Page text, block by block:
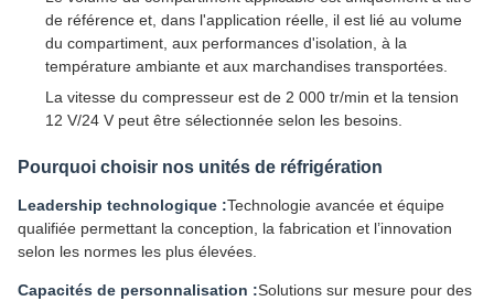
de référence et, dans l'application réelle, il est lié au volume
du compartiment, aux performances d'isolation, à la
température ambiante et aux marchandises transportées.
La vitesse du compresseur est de 2 000 tr/min et la tension
12 V/24 V peut être sélectionnée selon les besoins.
Pourquoi choisir nos unités de réfrigération
Leadership technologique :Technologie avancée et équipe
qualifiée permettant la conception, la fabrication et l’innovation
selon les normes les plus élevées.
Capacités de personnalisation :Solutions sur mesure pour des